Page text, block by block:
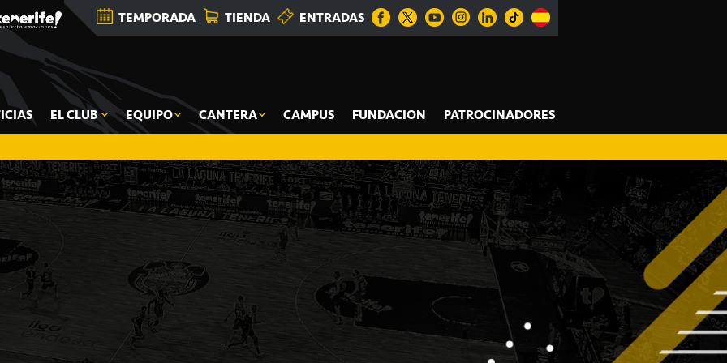
TEMPORADA TIENDA ENTRADAS
EL CLUB EQUIPO CANTERA CAMPUS FUNDACION PATROCINADORES